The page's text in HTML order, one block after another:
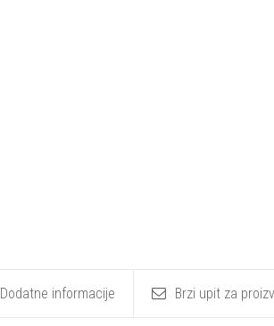
Dodatne informacije Brzi upit za